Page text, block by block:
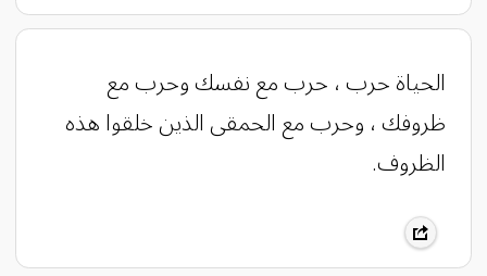
الحياة حرب ، حرب مع نفسك وحرب مع
ظروفك ، وحرب مع الحمقى الذين خلقوا هذه
الظروف.